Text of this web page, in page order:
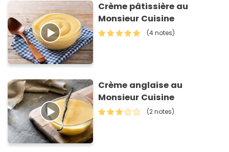
Crème pâtissière au
Monsieur Cuisine
(4 notes)
Crème anglaise au
Monsieur Cuisine
(2 notes)